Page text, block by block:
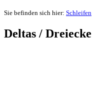
Sie befinden sich hier: Schleifen
Deltas / Dreiecke